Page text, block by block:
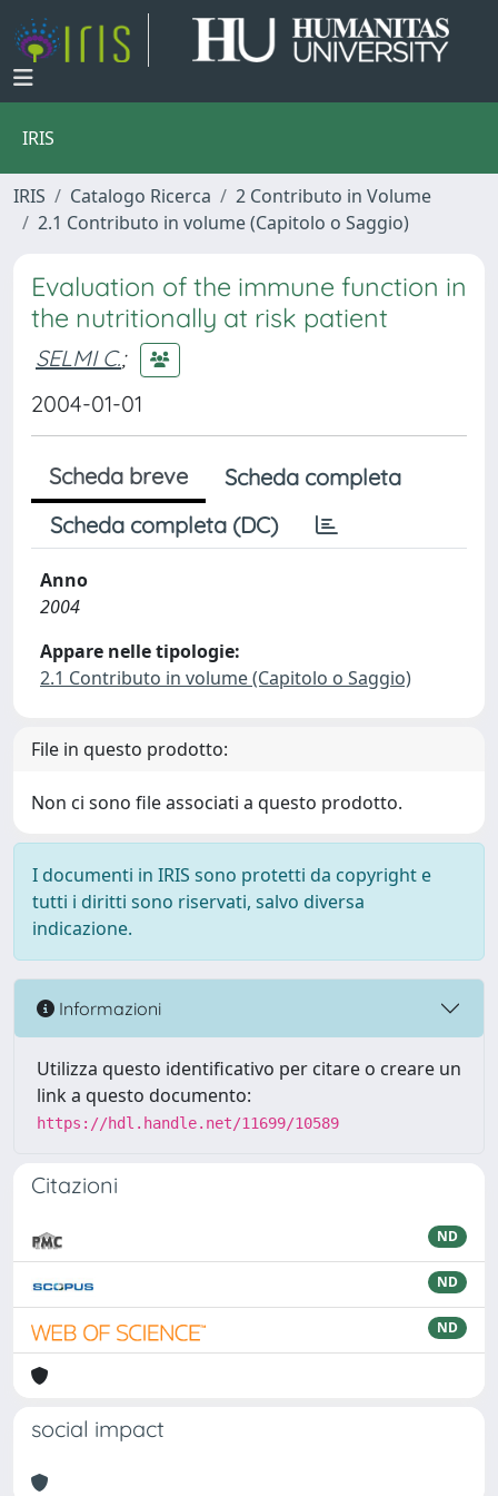
IRIS
IRIS Catalogo Ricerca
2 Contributo in Volume
2.1 Contributo in volume (Capitolo o Saggio)
Evaluation of the immune function in
the nutritionally at risk patient
SELMI C.;
2004-01-01
Scheda breve
Scheda completa
Scheda completa (DC)
Anno
2004
Appare nelle tipologie:
2.1 Contributo in volume (Capitolo o Saggio)
File in questo prodotto:
Non ci sono file associati a questo prodotto.
I documenti in IRIS sono protetti da copyright e
tutti i diritti sono riservati, salvo diversa
indicazione.
Informazioni
Utilizza questo identificativo per citare o creare un
link a questo documento:
https://hdl.handle.net/11699/10589
Citazioni
ND
ND
ND
social impact